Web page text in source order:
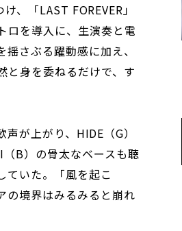
、「LAST FOREVER」
ロを導入に、生演奏と電
さぶる躍動感に加え、
と身を委ねるだけで、す
が上がり、HIDE（G）
B）の骨太なベースも聴
ていた。「風を起こ
の境界はみるみると崩れ